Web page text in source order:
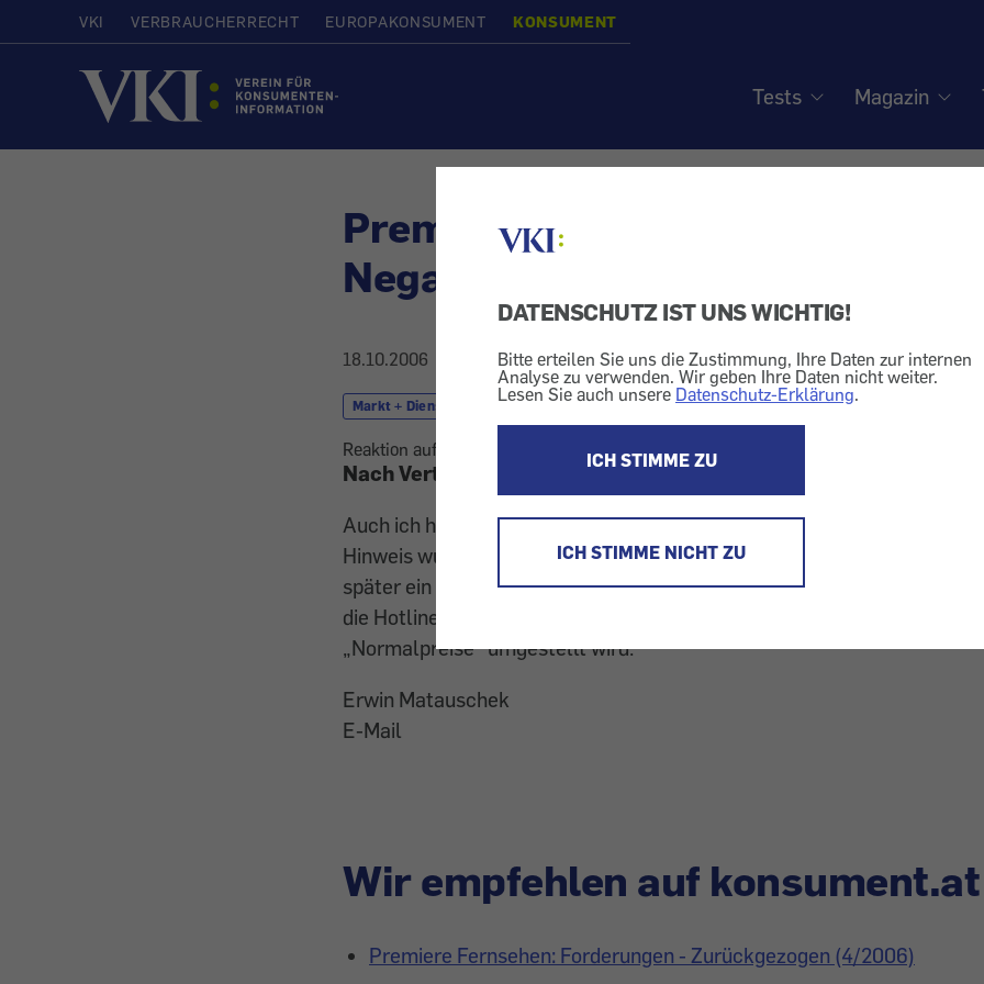
DATENSCHUTZ IST UNS WICHTIG!
Bitte erteilen Sie uns die Zustimmung, Ihre Daten zur internen
Analyse zu verwenden. Wir geben Ihre Daten nicht weiter.
Lesen Sie auch unsere Datenschutz-Erklärung.
ICH STIMME ZU
ICH STIMME NICHT ZU
VKI VERBRAUCHERRECHT EUROPAKONSUMENT KONSUMENT
Startseite
Tests Magazin
Premiere Fernsehen:
Negative Erfahrungen
18.10.2006
Markt + Dienstleistung Abo Bild + Ton TV-Geräte
Reaktion auf Leserbrief aus Konsument 9/2006.
Nach Vertragsablauf wird automatisch auf "Normalpreis"
Auch ich habe meine (negativen) Erfahrungen mit Premiere. Eigentlich
Hinweis wurde das Abo um 6,90 Euro erhöht (Steigerung um 16,83
später ein Kanal weniger angeboten wird. Auf Anfragen per E-Mail
die Hotline-Anfrage ergab, dass nach Ablauf des Vertrages
„Normalpreise“ umgestellt wird.
Erwin Matauschek
E-Mail
Wir empfehlen auf konsument.at
Premiere Fernsehen: Forderungen - Zurückgezogen (4/2006)